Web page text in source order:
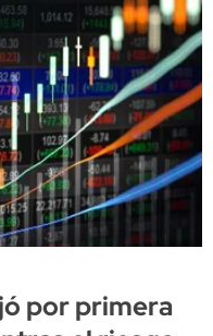
por primera